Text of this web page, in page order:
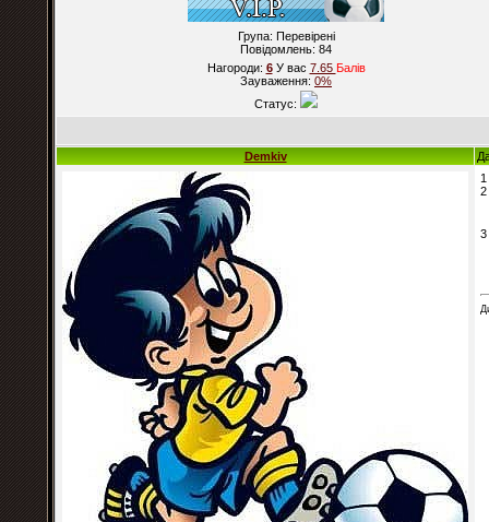
Група: Перевірені
Повідомлень: 84
Нагороди: 6У вас 7.65 Балiв
Зауваження: 0%
Статус:
Demkiv
2
3